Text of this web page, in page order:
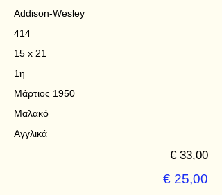
Addison-Wesley
414
15 x 21
1η
Μάρτιος 1950
Μαλακό
Αγγλικά
€ 33,00
€ 25,00